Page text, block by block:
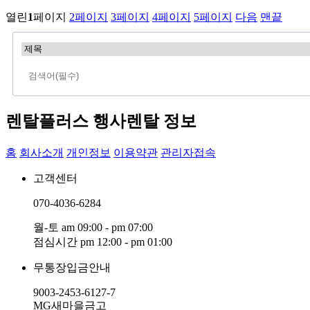
열린1페이지 2페이지 3페이지 4페이지 5페이지 다음 맨끝
렌탈플러스 행사렌탈 정보
홈 회사소개 개인정보 이용약관 관리자접속
고객센터
070-4036-6284
월-토 am 09:00 - pm 07:00
점심시간 pm 12:00 - pm 01:00
무통장입금안내
9003-2453-6127-7
MG새마을금고